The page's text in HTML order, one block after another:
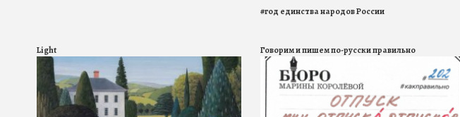
#год единства народов России
Light Говорим и пишем по-русски правильно